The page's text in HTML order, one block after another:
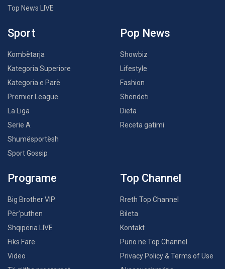
Top News LIVE
Sport
Kombëtarja
Kategoria Superiore
Kategoria e Parë
Premier League
La Liga
Serie A
Shumësportësh
Sport Gossip
Pop News
Showbiz
Lifestyle
Fashion
Shëndeti
Dieta
Receta gatimi
Programe
Big Brother VIP
Për’puthen
Shqipëria LIVE
Fiks Fare
Video
Top Channel
Rreth Top Channel
Bileta
Kontakt
Puno në Top Channel
Privacy Policy & Terms of Use